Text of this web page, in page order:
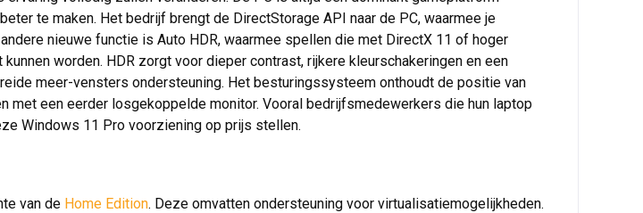
te maken. Het bedrijf brengt de DirectStorage API naar de PC, waarmee je
nieuwe functie is Auto HDR, waarmee spellen die met DirectX 11 of hoger
worden. HDR zorgt voor dieper contrast, rijkere kleurschakeringen en een
meer-vensters ondersteuning. Het besturingssysteem onthoudt de positie van
een eerder losgekoppelde monitor. Vooral bedrijfsmedewerkers die hun laptop
Windows 11 Pro voorziening op prijs stellen.
van de Home Edition. Deze omvatten ondersteuning voor virtualisatiemogelijkheden.